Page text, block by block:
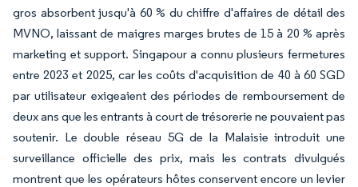
gros absorbent jusqu'à 60 % du chiffre d'affaires de détail des
MVNO, laissant de maigres marges brutes de 15 à 20 % après
marketing et support. Singapour a connu plusieurs fermetures
entre 2023 et 2025, car les coûts d'acquisition de 40 à 60 SGD
par utilisateur exigeaient des périodes de remboursement de
deux ans que les entrants à court de trésorerie ne pouvaient pas
soutenir. Le double réseau 5G de la Malaisie introduit une
surveillance officielle des prix, mais les contrats divulgués
montrent que les opérateurs hôtes conservent encore un levier